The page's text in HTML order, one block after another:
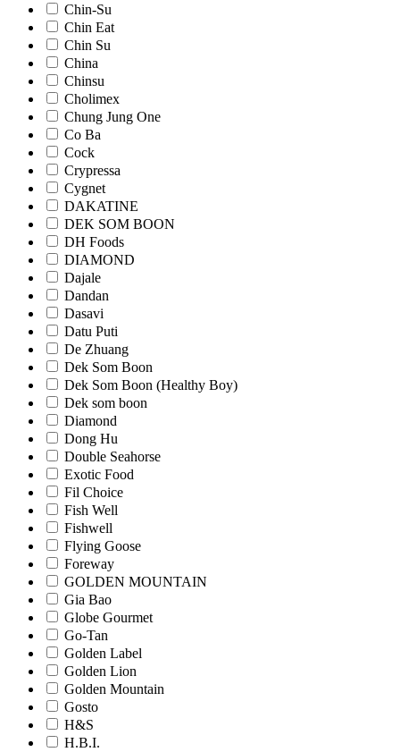
Chin-Su
Chin Eat
Chin Su
China
Chinsu
Cholimex
Chung Jung One
Co Ba
Cock
Crypressa
Cygnet
DAKATINE
DEK SOM BOON
DH Foods
DIAMOND
Dajale
Dandan
Dasavi
Datu Puti
De Zhuang
Dek Som Boon
Dek Som Boon (Healthy Boy)
Dek som boon
Diamond
Dong Hu
Double Seahorse
Exotic Food
Fil Choice
Fish Well
Fishwell
Flying Goose
Foreway
GOLDEN MOUNTAIN
Gia Bao
Globe Gourmet
Go-Tan
Golden Label
Golden Lion
Golden Mountain
Gosto
H&S
H.B.I.